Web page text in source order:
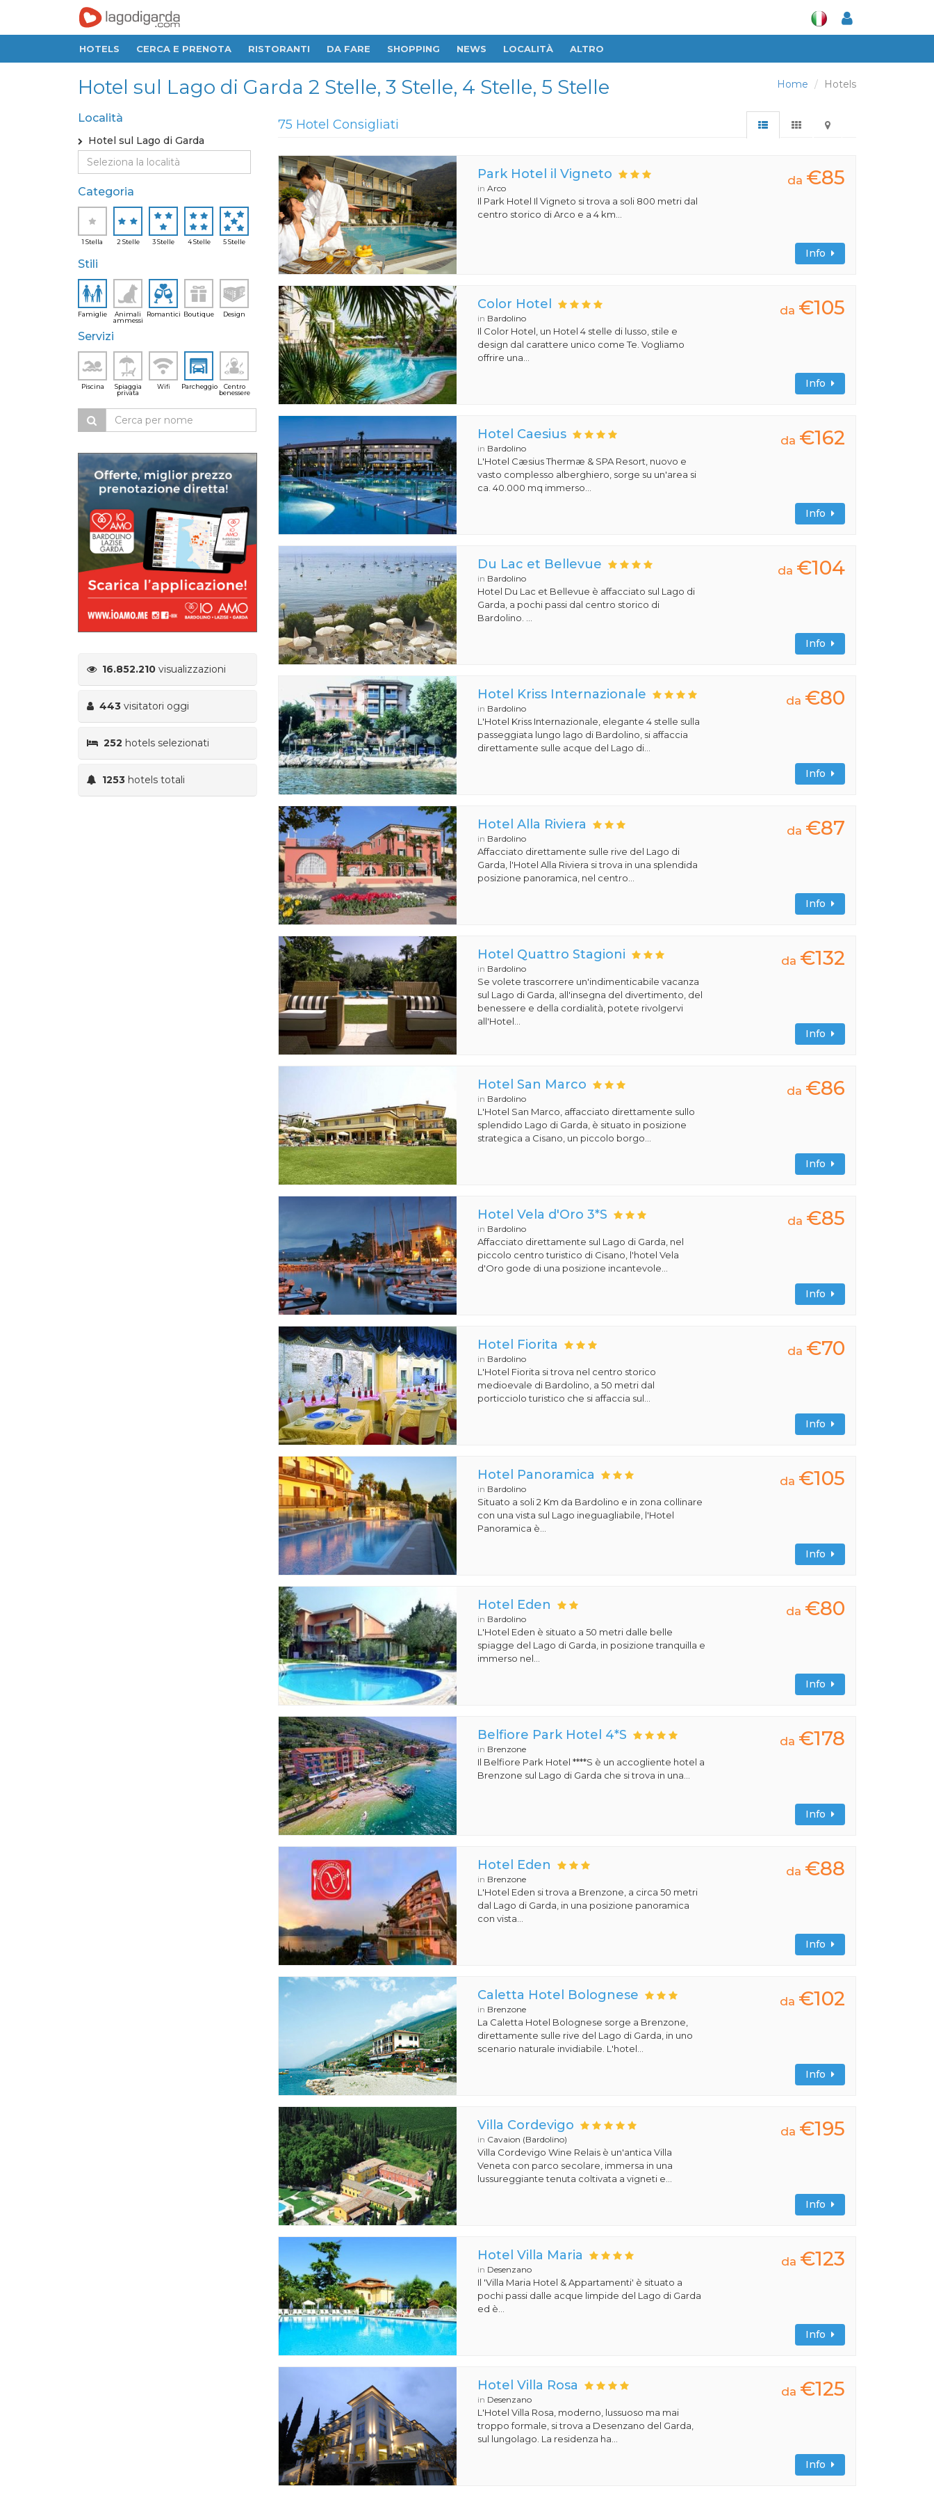
HOTELS CERCA E PRENOTA RISTORANTI DA FARE SHOPPING NEWS LOCALITÀ ALTRO
Home Hotels
Hotel sul Lago di Garda 2 Stelle, 3 Stelle, 4 Stelle, 5 Stelle
Località
Hotel sul Lago di Garda
Categoria
1 Stella 2 Stelle 3 Stelle 4 Stelle 5 Stelle
Stili
Famiglie
Animali
ammessi
Romantici Boutique Design
Servizi
Piscina
Spiaggia
privata
Wifi Parcheggio
Centro
benessere
16.852.210 visualizzazioni
443 visitatori oggi
252 hotels selezionati
1253 hotels totali
75 Hotel Consigliati
Park Hotel il Vigneto
inArco
Il Park Hotel Il Vigneto si trova a soli 800 metri dal
centro storico di Arco e a 4 km...
da €85
Info
Color Hotel
in Bardolino
Il Color Hotel, un Hotel 4 stelle di lusso, stile e
design dal carattere unico come Te. Vogliamo
offrire una...
da €105
Info
Hotel Caesius
in Bardolino
L'Hotel Cæsius Thermæ & SPA Resort, nuovo e
vasto complesso alberghiero, sorge su un'area si
ca. 40.000 mq immerso...
da €162
Info
Du Lac et Bellevue
in Bardolino
Hotel Du Lac et Bellevue è affacciato sul Lago di
Garda, a pochi passi dal centro storico di
Bardolino. ...
da €104
Info
Hotel Kriss Internazionale
in Bardolino
L'Hotel Kriss Internazionale, elegante 4 stelle sulla
passeggiata lungo lago di Bardolino, si affaccia
direttamente sulle acque del Lago di...
da €80
Info
Hotel Alla Riviera
in Bardolino
Affacciato direttamente sulle rive del Lago di
Garda, l'Hotel Alla Riviera si trova in una splendida
posizione panoramica, nel centro...
da €87
Info
Hotel Quattro Stagioni
in Bardolino
Se volete trascorrere un'indimenticabile vacanza
sul Lago di Garda, all'insegna del divertimento, del
benessere e della cordialità, potete rivolgervi
all'Hotel...
da €132
Info
Hotel San Marco
in Bardolino
L'Hotel San Marco, affacciato direttamente sullo
splendido Lago di Garda, è situato in posizione
strategica a Cisano, un piccolo borgo...
da €86
Info
Hotel Vela d'Oro 3*S
in Bardolino
Affacciato direttamente sul Lago di Garda, nel
piccolo centro turistico di Cisano, l'hotel Vela
d'Oro gode di una posizione incantevole...
da €85
Info
Hotel Fiorita
in Bardolino
L'Hotel Fiorita si trova nel centro storico
medioevale di Bardolino, a 50 metri dal
porticciolo turistico che si affaccia sul...
da €70
Info
Hotel Panoramica
in Bardolino
Situato a soli 2 Km da Bardolino e in zona collinare
con una vista sul Lago ineguagliabile, l'Hotel
Panoramica è...
da €105
Info
Hotel Eden
in Bardolino
L'Hotel Eden è situato a 50 metri dalle belle
spiagge del Lago di Garda, in posizione tranquilla e
immerso nel...
da €80
Info
Belfiore Park Hotel 4*S
in Brenzone
Il Belfiore Park Hotel ****S è un accogliente hotel a
Brenzone sul Lago di Garda che si trova in una...
da €178
Info
Hotel Eden
in Brenzone
L'Hotel Eden si trova a Brenzone, a circa 50 metri
dal Lago di Garda, in una posizione panoramica
con vista...
da €88
Info
Caletta Hotel Bolognese
in Brenzone
La Caletta Hotel Bolognese sorge a Brenzone,
direttamente sulle rive del Lago di Garda, in uno
scenario naturale invidiabile. L'hotel...
da €102
Info
Villa Cordevigo
in Cavaion (Bardolino)
Villa Cordevigo Wine Relais è un'antica Villa
Veneta con parco secolare, immersa in una
lussureggiante tenuta coltivata a vigneti e...
da €195
Info
Hotel Villa Maria
in Desenzano
Il 'Villa Maria Hotel & Appartamenti' è situato a
pochi passi dalle acque limpide del Lago di Garda
ed è...
da €123
Info
Hotel Villa Rosa
in Desenzano
L'Hotel Villa Rosa, moderno, lussuoso ma mai
troppo formale, si trova a Desenzano del Garda,
sul lungolago. La residenza ha...
da €125
Info